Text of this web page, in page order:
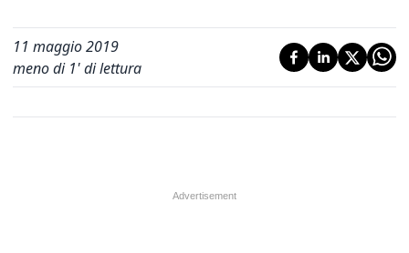
11 maggio 2019
meno di 1' di lettura